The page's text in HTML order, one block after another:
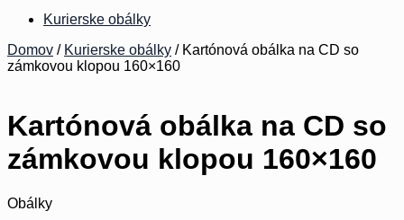
Kurierske obálky
Domov / Kurierske obálky / Kartónová obálka na CD so
zámkovou klopou 160×160
Kartónová obálka na CD so
zámkovou klopou 160×160
Obálky